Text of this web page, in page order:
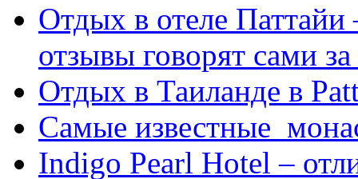
Отдых в отеле
отзывы говорят сами за
Отдых в Таиланде в
Самые известные
Indigo Pearl Hotel –